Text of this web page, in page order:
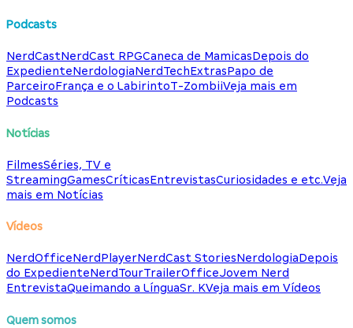
Podcasts
NerdCastNerdCast RPGCaneca de MamicasDepois do
ExpedienteNerdologiaNerdTechExtrasPapo de
ParceiroFrança e o LabirintoT-ZombiiVeja mais em
Podcasts
Notícias
FilmesSéries, TV e
StreamingGamesCríticasEntrevistasCuriosidades e etc.Veja
mais em Notícias
Vídeos
NerdOfficeNerdPlayerNerdCast StoriesNerdologiaDepois
do ExpedienteNerdTourTrailerOfficeJovem Nerd
EntrevistaQueimando a LínguaSr. KVeja mais em Vídeos
Quem somos